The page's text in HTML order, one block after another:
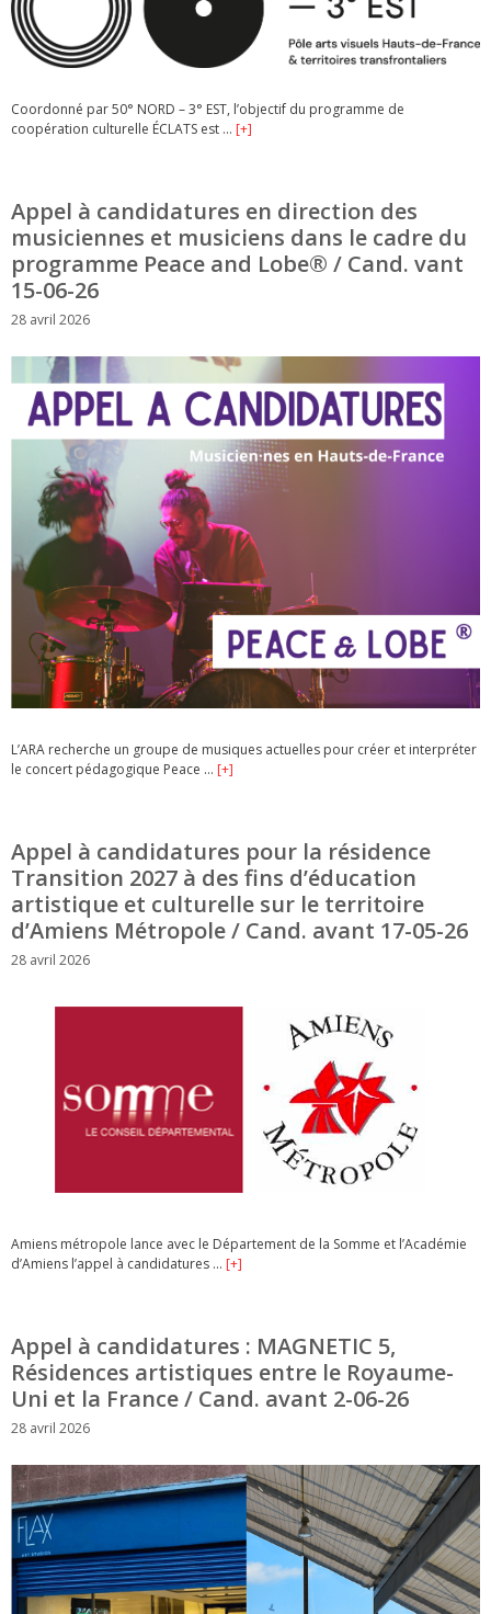
Coordonné par 50° NORD – 3° EST, l’objectif du programme de
coopération culturelle ÉCLATS est … [+]
Appel à candidatures en direction des
musiciennes et musiciens dans le cadre du
programme Peace and Lobe® / Cand. vant
15-06-26
28 avril 2026
L’ARA recherche un groupe de musiques actuelles pour créer et interpréter
le concert pédagogique Peace … [+]
Appel à candidatures pour la résidence
Transition 2027 à des fins d’éducation
artistique et culturelle sur le territoire
d’Amiens Métropole / Cand. avant 17-05-26
28 avril 2026
Amiens métropole lance avec le Département de la Somme et l’Académie
d’Amiens l’appel à candidatures … [+]
Appel à candidatures : MAGNETIC 5,
Résidences artistiques entre le Royaume-
Uni et la France / Cand. avant 2-06-26
28 avril 2026